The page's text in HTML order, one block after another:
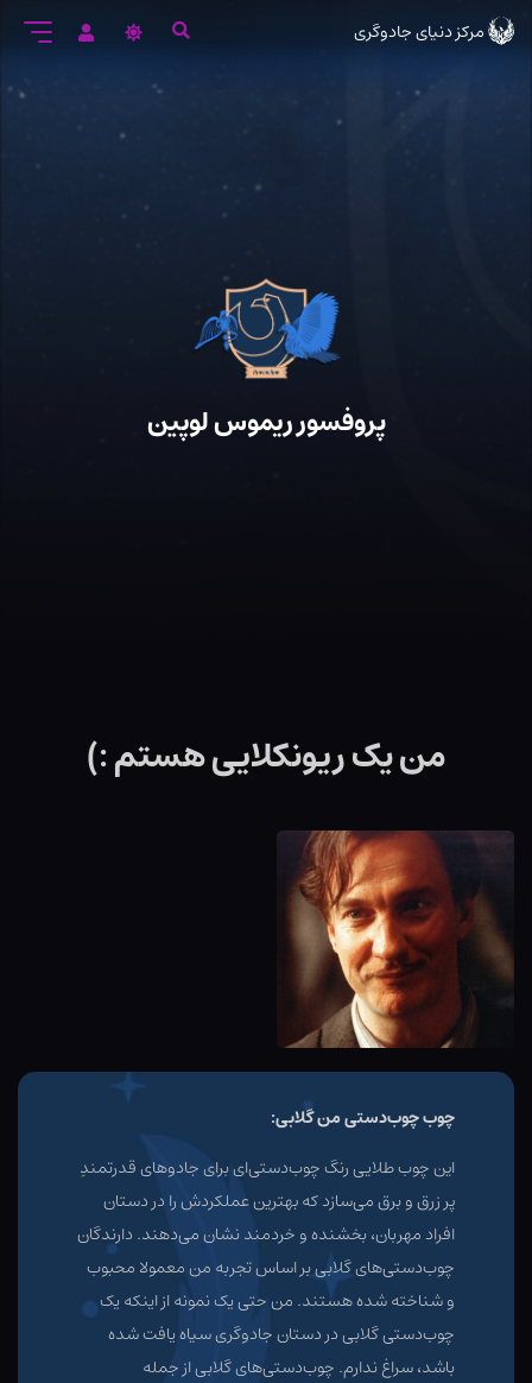
ورود
مرکز دنیای جادوگری
پروفسور ریموس لوپین
من یک ریونکلایی هستم :)
چوب چوب‌دستی من گلابی:
این چوب طلایی رنگ چوب‌دستی‌ای برای جادوهای قدرتمندِ
پر زرق و برق می‌سازد که بهترین عملکردش را در دستان
افراد مهربان، بخشنده و خردمند نشان می‌دهند. دارندگان
چوب‌دستی‌های گلابی بر اساس تجربه من معمولا محبوب
و شناخته شده هستند. من حتی یک نمونه از اینکه یک
چوب‌دستی گلابی در دستان جادوگری سیاه یافت شده
باشد، سراغ ندارم. چوب‌دستی‌های گلابی از جمله